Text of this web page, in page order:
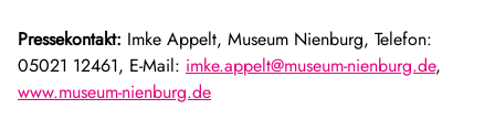
Pressekontakt: Imke Appelt, Museum Nienburg, Telefon:
05021 12461, E-Mail: imke.appelt@museum-nienburg.de,
www.museum-nienburg.de